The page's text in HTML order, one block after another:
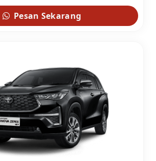
Pesan Sekarang